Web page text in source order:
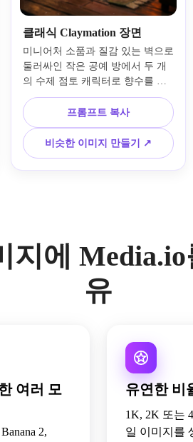
클래식 Claymation 장면
미니어처 소품과 질감 있는 벽으로
둘러싸인 작은 공예 방에서 두 개
의 수제 점토 캐릭터로 향수를 불
러일으키는 점토 스타일의 장면을
만들어보세요. 눈에 보이는 조각
마크, 매트하고 약간 광택이 나는
점토 표면, 영화 같은 따뜻한 조명,
풍부한 색상 대비, 스톱 모션 영화
분위기, 얕은 피사계 깊이, 높은 디
프롬프트 복사
비슷한 이미지 만들기 ↗
에 Media.io
유
여러 모
2,
유연한 비
1K, 2K 또는
일 이미지를